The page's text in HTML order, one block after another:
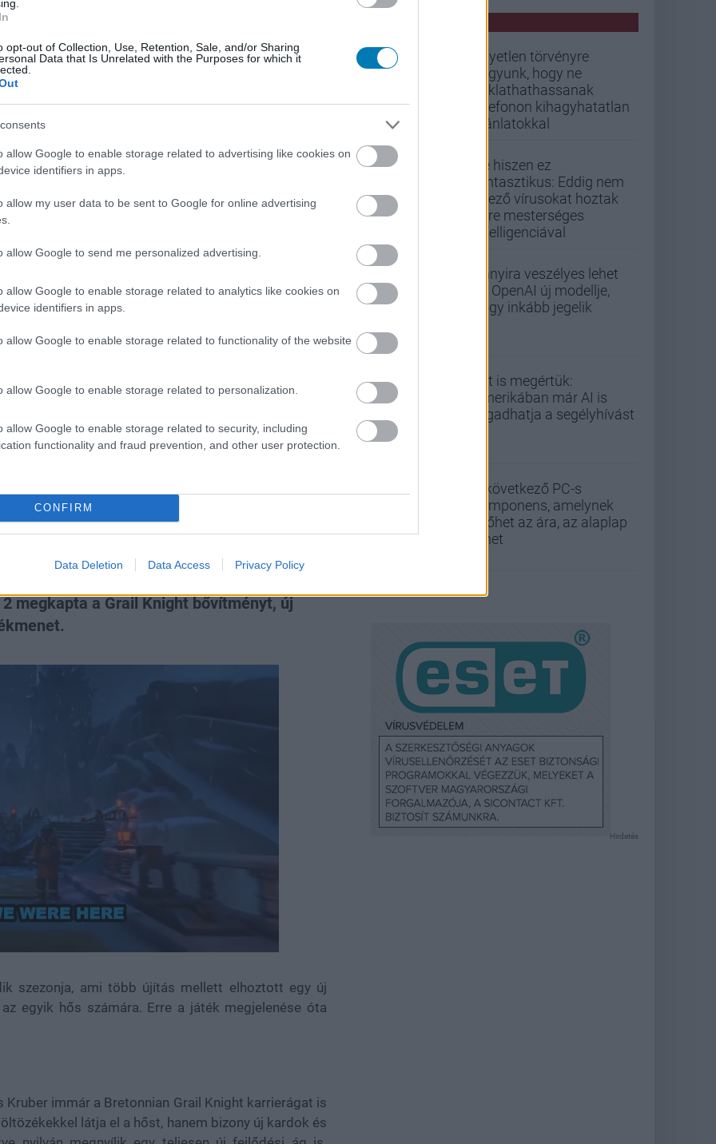
opt-out of Collection, Use, Retention, Sale, and/or Sharing
Data that Is Unrelated with the Purposes for which it
allow Google to enable storage related to advertising like cookies on
identifiers in apps.
allow my user data to be sent to Google for online advertising
allow Google to send me personalized advertising.
allow Google to enable storage related to analytics like cookies on
identifiers in apps.
allow Google to enable storage related to functionality of the website
allow Google to enable storage related to personalization.
allow Google to enable storage related to security, including
functionality and fraud prevention, and other user protection.
CONFIRM
Data Deletion Data Access Privacy Policy
.
hangulata – Jön a második forduló! (X)
a
2-ben
megkapta a Grail Knight bővítményt, új
szezonja, ami több újítás mellett elhoztott egy új
egyik hős számára. Erre a játék megjelenése óta
Kruber immár a Bretonnian Grail Knight karrierágat is
látja el a hőst, hanem bizony új kardok és
Egyetlen törvényre
vagyunk, hogy ne
zaklathathassanak
telefonon kihagyhatatlan
ajánlatokkal
De hiszen ez
fantasztikus: Eddig nem
létező vírusokat hoztak
létre mesterséges
intelligenciával
Annyira veszélyes lehet
az OpenAI új modellje,
hogy inkább jegelik
Ezt is megértük:
Amerikában már AI is
fogadhatja a segélyhívást
A következő PC-s
komponens, amelynek
kilőhet az ára, az alaplap
lehet
Hirdetés